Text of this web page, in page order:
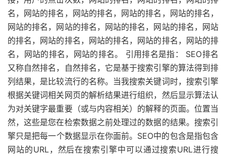
名，网站的排名，网站的排名，网站的排名，网站的排名，
网站的排名，网站的排名，网站的排名，网站的排名，网站
的排名，网站的排名，网站的排名，网站的排名，网站的排
名，网站的排名，网站的排名。 引用排名是指： SEO排名
又称自然排名，自然排名，它是基于搜索引擎的算法得到排
列结果，是比较流行的名称。当我搜索关键词时，搜索引擎
根据关键词相关网页的解析结果进行组织，然后显示算法认
为对关键字最重要（或与内容相关）的解释的页面。位置当
然，这些是您在检索数据之前处理过的数据的结果。搜索引
擎只是把每一个数据显示在你面前。SEO中的包含是指包含
网站的URL，然后在搜索引擎中可以通过搜索URL进行搜